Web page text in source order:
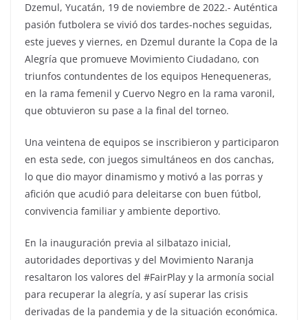
Dzemul, Yucatán, 19 de noviembre de 2022.- Auténtica
pasión futbolera se vivió dos tardes-noches seguidas,
este jueves y viernes, en Dzemul durante la Copa de la
Alegría que promueve Movimiento Ciudadano, con
triunfos contundentes de los equipos Henequeneras,
en la rama femenil y Cuervo Negro en la rama varonil,
que obtuvieron su pase a la final del torneo.
Una veintena de equipos se inscribieron y participaron
en esta sede, con juegos simultáneos en dos canchas,
lo que dio mayor dinamismo y motivó a las porras y
afición que acudió para deleitarse con buen fútbol,
convivencia familiar y ambiente deportivo.
En la inauguración previa al silbatazo inicial,
autoridades deportivas y del Movimiento Naranja
resaltaron los valores del #FairPlay y la armonía social
para recuperar la alegría, y así superar las crisis
derivadas de la pandemia y de la situación económica.